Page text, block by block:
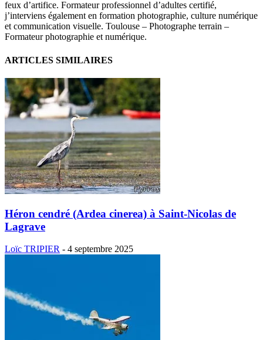
feux d’artifice. Formateur professionnel d’adultes certifié,
j’interviens également en formation photographie, culture numérique
et communication visuelle. Toulouse – Photographe terrain –
Formateur photographie et numérique.
ARTICLES SIMILAIRES
Héron cendré (Ardea cinerea) à Saint-Nicolas de
Lagrave
Loïc TRIPIER - 4 septembre 2025